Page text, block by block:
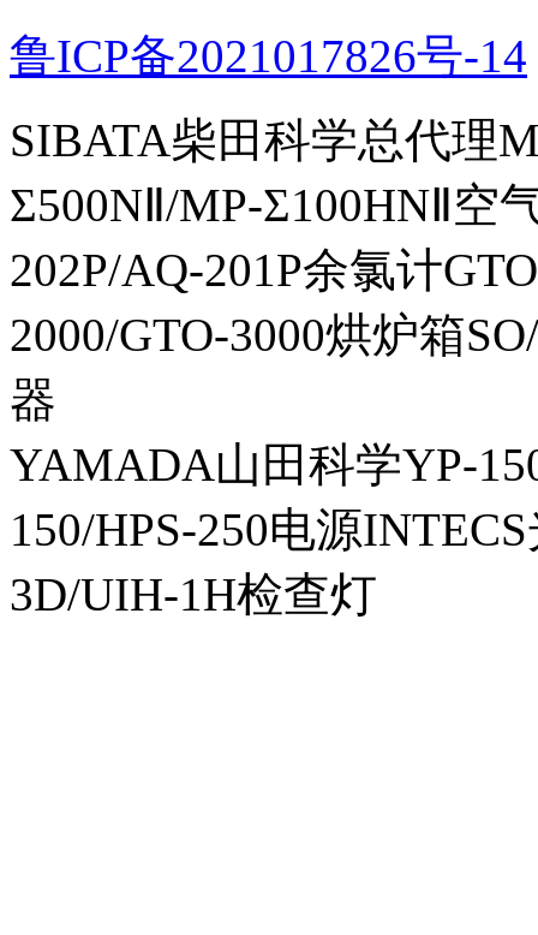
鲁ICP备2021017826号-14
SIBATA柴田科学总代理
Σ500NⅡ/MP-Σ100HNⅡ空
202P/AQ-201P余氯计
2000/GTO-3000烘炉箱
器
YAMADA山田科学YP-
150/HPS-250电源
3D/UIH-1H检查灯